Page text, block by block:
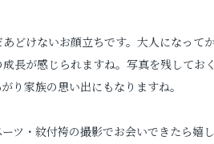
どけないお顔立ちです。大人になって
長が感じられますね。写真を残してお
り家族の思い出にもなりますね。
ツ・紋付袴の撮影でお会いできたら嬉し